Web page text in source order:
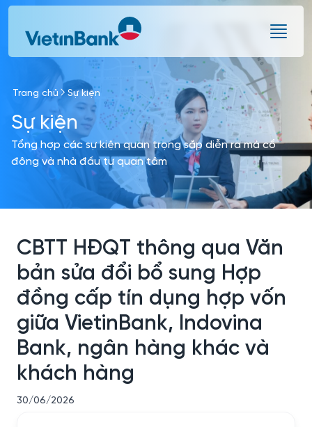
Skip to Main Content
Trang chủ Sự kiện
Sự kiện
Tổng hợp các sự kiện quan trọng sắp diễn ra mà cổ
đông và nhà đầu tư quan tâm
CBTT HĐQT thông qua Văn
bản sửa đổi bổ sung Hợp
đồng cấp tín dụng hợp vốn
giữa VietinBank, Indovina
Bank, ngân hàng khác và
khách hàng
30/06/2026